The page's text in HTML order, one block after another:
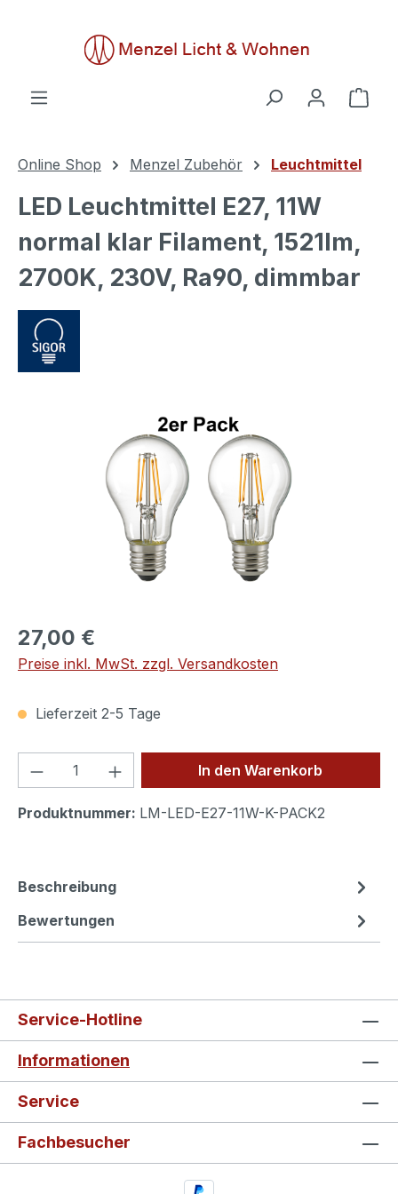
Online Shop Menzel Zubehör Leuchtmittel
LED Leuchtmittel E27, 11W
normal klar Filament, 1521lm,
2700K, 230V, Ra90, dimmbar
Bildergalerie überspringen
27,00 €
Preise inkl. MwSt. zzgl. Versandkosten
Lieferzeit 2-5 Tage
Produkt Anzahl: Gib denIn den Warenkorb
Produktnummer: LM-LED-E27-11W-K-PACK2
Beschreibung
Bewertungen
Service-Hotline
Informationen
Service
Fachbesucher